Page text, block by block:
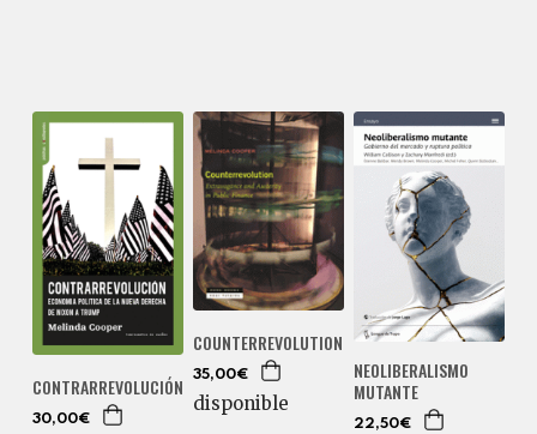
CONTRARREVOLUCIÓN
30,00€
COUNTERREVOLUTION
35,00€
disponible
NEOLIBERALISMO
MUTANTE
22,50€